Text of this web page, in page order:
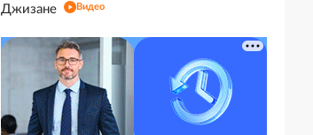
Джизане
Видео